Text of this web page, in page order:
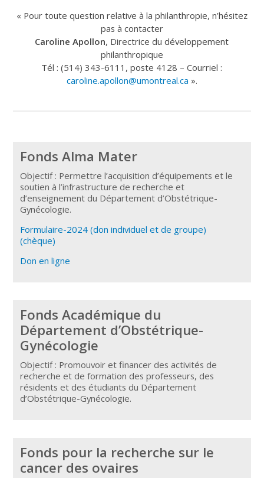
« Pour toute question relative à la philanthropie, n’hésitez
pas à contacter
Caroline Apollon, Directrice du développement
philanthropique
Tél : (514) 343-6111, poste 4128 – Courriel :
caroline.apollon@umontreal.ca ».
Fonds Alma Mater
Objectif : Permettre l’acquisition d’équipements et le
soutien à l’infrastructure de recherche et
d’enseignement du Département d’Obstétrique-
Gynécologie.
Formulaire-2024 (don individuel et de groupe)
(chèque)
Don en ligne
Fonds Académique du
Département d’Obstétrique-
Gynécologie
Objectif : Promouvoir et financer des activités de
recherche et de formation des professeurs, des
résidents et des étudiants du Département
d’Obstétrique-Gynécologie.
Fonds pour la recherche sur le
cancer des ovaires